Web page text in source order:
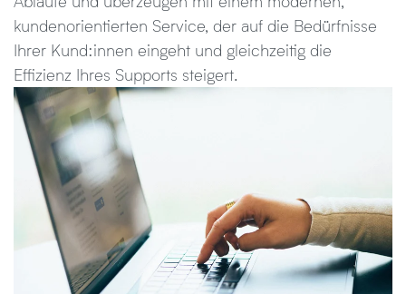
kundenorientierten Service, der auf die Bedürfnisse
Ihrer Kund:innen eingeht und gleichzeitig die
Effizienz Ihres Supports steigert.